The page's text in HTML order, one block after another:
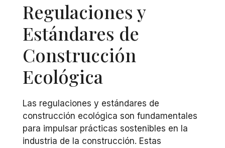
Regulaciones y
Estándares de
Construcción
Ecológica
Las regulaciones y estándares de
construcción ecológica son fundamentales
para impulsar prácticas sostenibles en la
industria de la construcción. Estas